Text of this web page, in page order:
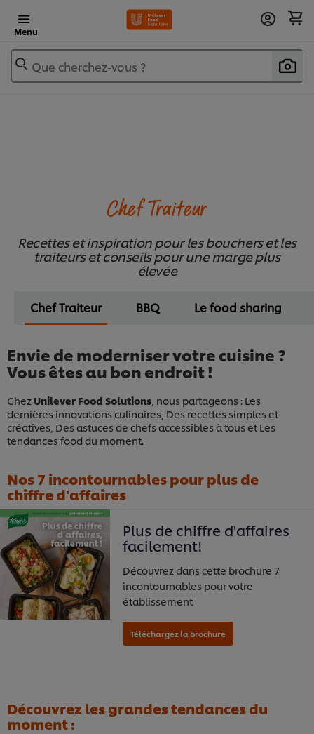
Menu
Que cherchez-vous ?
Chef Traiteur
Recettes et inspiration pour les bouchers et les
traiteurs et conseils pour une marge plus
élevée
Chef Traiteur BBQ Le food sharing
Envie de moderniser votre cuisine ?
Vous êtes au bon endroit !
Chez Unilever Food Solutions , nous partageons : Les
dernières innovations culinaires, Des recettes simples et
créatives, Des astuces de chefs accessibles à tous et Les
tendances food du moment.
Nos 7 incontournables pour plus de
chiffre d'affaires
Plus de chiffre d'affaires
facilement!
Découvrez dans cette brochure 7
incontournables pour votre
établissement
Découvrez les grandes tendances du
moment :